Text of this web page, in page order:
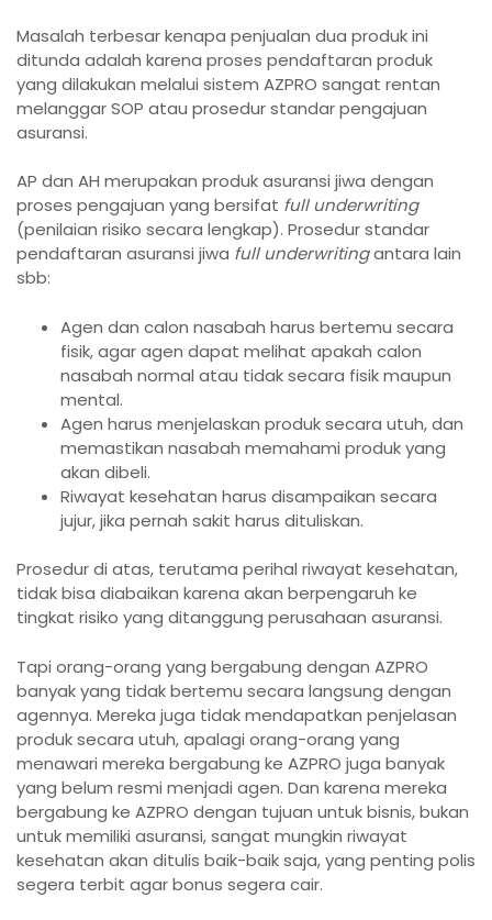
Masalah terbesar kenapa penjualan dua produk ini
ditunda adalah karena proses pendaftaran produk
yang dilakukan melalui sistem AZPRO sangat rentan
melanggar SOP atau prosedur standar pengajuan
asuransi.
AP dan AH merupakan produk asuransi jiwa dengan
proses pengajuan yang bersifat full underwriting
(penilaian risiko secara lengkap). Prosedur standar
pendaftaran asuransi jiwa full underwritingantara lain
sbb:
Agen dan calon nasabah harus bertemu secara
fisik, agar agen dapat melihat apakah calon
nasabah normal atau tidak secara fisik maupun
mental.
Agen harus menjelaskan produk secara utuh, dan
memastikan nasabah memahami produk yang
akan dibeli.
Riwayat kesehatan harus disampaikan secara
jujur, jika pernah sakit harus dituliskan.
Prosedur di atas, terutama perihal riwayat kesehatan,
tidak bisa diabaikan karena akan berpengaruh ke
tingkat risiko yang ditanggung perusahaan asuransi.
Tapi orang-orang yang bergabung dengan AZPRO
banyak yang tidak bertemu secara langsung dengan
agennya. Mereka juga tidak mendapatkan penjelasan
produk secara utuh, apalagi orang-orang yang
menawari mereka bergabung ke AZPRO juga banyak
yang belum resmi menjadi agen. Dan karena mereka
bergabung ke AZPRO dengan tujuan untuk bisnis, bukan
untuk memiliki asuransi, sangat mungkin riwayat
kesehatan akan ditulis baik-baik saja, yang penting polis
segera terbit agar bonus segera cair.